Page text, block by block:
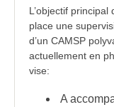
L’objectif
place une
d’un CAMSP
actuellement en
vise:
A